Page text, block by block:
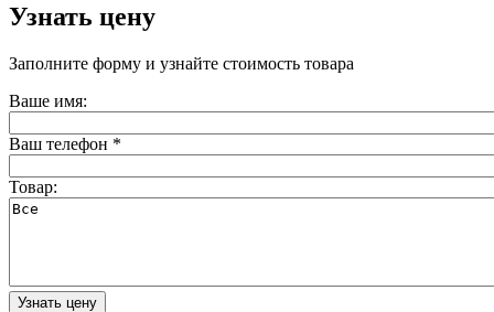
Узнать цену
Заполните форму и узнайте стоимость товара
Ваше имя:
Ваш телефон *
Товар: